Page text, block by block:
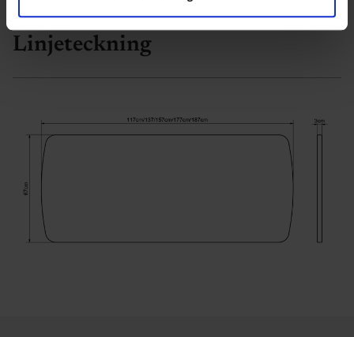
data med andre oplysninger, du har givet dem, eller som
de har indsamlet fra din brug af deres tjenester.
Linjeteckning